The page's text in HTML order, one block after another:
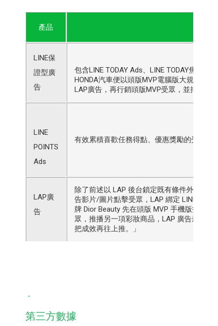
產品
LINE保
證型廣
告
包含LINE TODAY Ads、LINE TODAY焦點
HONDA汽車便以頭版MVP電腦版大規模曝
LAP廣告，再行銷頭版MVP受眾，並排除過
LINE
POINTS
Ads
有效累積喜歡任務得點、優惠獎勵的受眾，
LAP廣
告
除了前述以 LAP 後台鎖定既有條件外，品
告影片/圖片點擊受眾，LAP 綁定 LINE企業
牌 Dior Beauty 先在頭版 MVP 手機版投放
眾，推播另一項彩妝商品，LAP 廣告最終點
把成效再往上推。」
第三方數據